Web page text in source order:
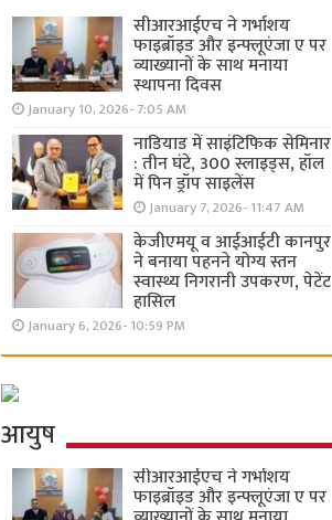
सीआरआईएच ने गर्भाशय
फाइब्रॉइड और इन्फ्लूएंजा ए पर
व्याख्यानों के साथ मनाया
स्थापना दिवस
January 10, 2026- 7:05 AM
नाडियाड में साइंटिफिक सेमिनार
: तीन घंटे, 300 स्लाइड्स, हॉल
में पिन ड्रॉप साइलेंस
January 7, 2026- 11:47 AM
केजीएमयू व आईआईटी कानपुर
ने बनाया पहनने योग्य स्तन
स्वास्थ्य निगरानी उपकरण, पेटेंट
हासिल
January 6, 2026- 10:59 PM
आयुष
सीआरआईएच ने गर्भाशय
फाइब्रॉइड और इन्फ्लूएंजा ए पर